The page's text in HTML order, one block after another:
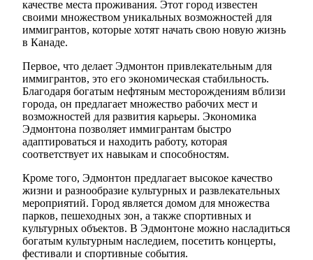
качестве места проживания. Этот город известен
своими множеством уникальных возможностей для
иммигрантов, которые хотят начать свою новую жизнь
в Канаде.
Первое, что делает Эдмонтон привлекательным для
иммигрантов, это его экономическая стабильность.
Благодаря богатым нефтяным месторождениям вблизи
города, он предлагает множество рабочих мест и
возможностей для развития карьеры. Экономика
Эдмонтона позволяет иммигрантам быстро
адаптироваться и находить работу, которая
соответствует их навыкам и способностям.
Кроме того, Эдмонтон предлагает высокое качество
жизни и разнообразие культурных и развлекательных
мероприятий. Город является домом для множества
парков, пешеходных зон, а также спортивных и
культурных объектов. В Эдмонтоне можно насладиться
богатым культурным наследием, посетить концерты,
фестивали и спортивные события.